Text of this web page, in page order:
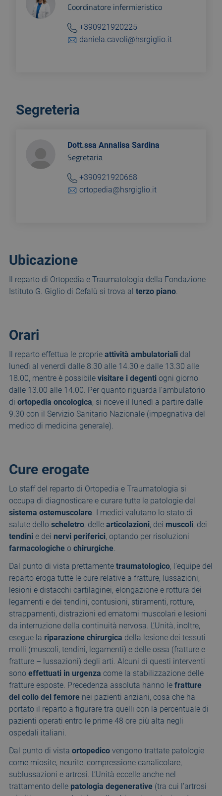
Coordinatore infermieristico
+390921920225
daniela.cavoli@hsrgiglio.it
Segreteria
Dott.ssa Annalisa Sardina
Segretaria
+390921920668
ortopedia@hsrgiglio.it
Ubicazione
Il reparto di Ortopedia e Traumatologia della Fondazione
Istituto G. Giglio di Cefalù si trova al terzo piano.
Orari
Il reparto effettua le proprie attività ambulatoriali dal
lunedì al venerdì dalle 8.30 alle 14.30 e dalle 13.30 alle
18.00, mentre è possibile visitare i degenti ogni giorno
dalle 13.00 alle 14.00. Per quanto riguarda l’ambulatorio
di ortopedia oncologica, si riceve il lunedì a partire dalle
9.30 con il Servizio Sanitario Nazionale (impegnativa del
medico di medicina generale).
Cure erogate
Lo staff del reparto di Ortopedia e Traumatologia si
occupa di diagnosticare e curare tutte le patologie del
sistema ostemuscolare. I medici valutano lo stato di
salute dello scheletro, delle articolazioni, dei muscoli, dei
tendini e dei nervi periferici, optando per risoluzioni
farmacologiche o chirurgiche.
Dal punto di vista prettamente traumatologico, l’equipe del
reparto eroga tutte le cure relative a fratture, lussazioni,
lesioni e distacchi cartilaginei, elongazione e rottura dei
legamenti e dei tendini, contusioni, stiramenti, rotture,
strappamenti, distrazioni ed ematomi muscolari e lesioni
da interruzione della continuità nervosa. L’Unità, inoltre,
esegue la riparazione chirurgica della lesione dei tessuti
molli (muscoli, tendini, legamenti) e delle ossa (fratture e
fratture – lussazioni) degli arti. Alcuni di questi interventi
sono effettuati in urgenza come la stabilizzazione delle
fratture esposte. Precedenza assoluta hanno le fratture
del collo del femore nei pazienti anziani, cosa che ha
portato il reparto a figurare tra quelli con la percentuale di
pazienti operati entro le prime 48 ore più alta negli
ospedali italiani.
Dal punto di vista ortopedico vengono trattate patologie
come miosite, neurite, compressione canalicolare,
sublussazioni e artrosi. L’Unità eccelle anche nel
trattamento delle patologia degenerative (tra cui l’artrosi